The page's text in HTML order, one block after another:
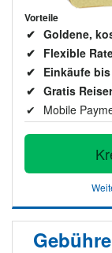
Vorteile
Goldene,
Flexible
Einkäufe
Gratis
Mobile